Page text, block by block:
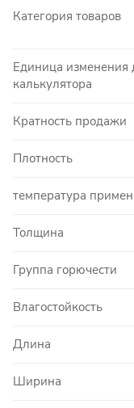
Категория товаров
Единица изменения
калькулятора
Кратность продажи
Плотность
температура
Толщина
Группа горючести
Влагостойкость
Длина
Ширина